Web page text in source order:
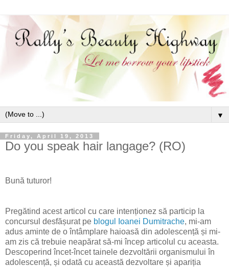
▼
Friday, April 19, 2013
Do you speak hair langage? (RO)
Bună tuturor!
Pregătind acest articol cu care intenționez să particip la
concursul desfășurat pe blogul Ioanei Dumitrache, mi-am
adus aminte de o întâmplare haioasă din adolescență și mi-
am zis că trebuie neapărat să-mi încep articolul cu aceasta.
Descoperind încet-încet tainele dezvoltării organismului în
adolescență, și odată cu această dezvoltare și apariția